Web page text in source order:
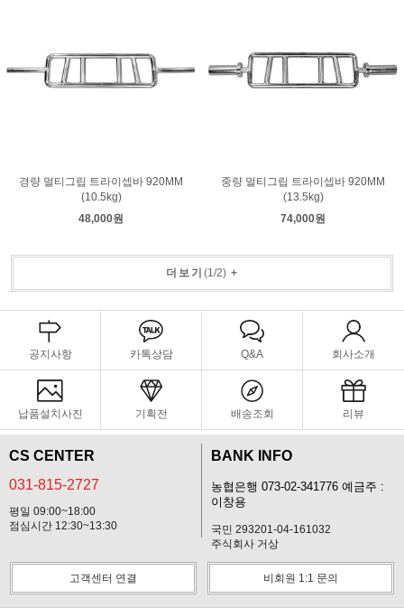
경량 멀티그립 트라이셉바 920MM
(10.5kg)
48,000원
중량 멀티그립 트라이셉바 920MM
(13.5kg)
74,000원
더보기 (1/2)+
공지사항 카톡상담 Q&A 회사소개
납품설치사진 기획전 배송조회 리뷰
CS CENTER
031-815-2727
평일 09:00~18:00
점심시간 12:30~13:30
BANK INFO
농협은행 073-02-341776 예금주 :
이창용
국민 293201-04-161032
주식회사 거상
고객센터 연결 비회원 1:1 문의